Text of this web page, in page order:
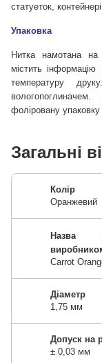
статуеток,
Упаковка
Нитка намотана на
містить
температуру
фоліровану
Загальні
Колір
Оранжевий
Назва
Carrot
Діаметр
1,75 мм
Допуск на
± 0,03 мм